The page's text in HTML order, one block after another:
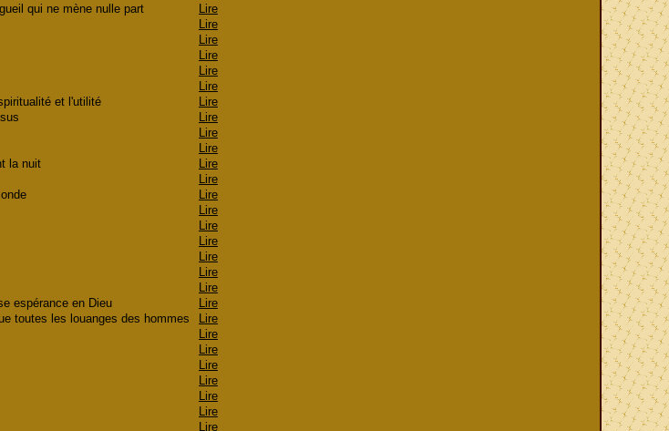
qui ne mène nulle part
Lire
Lire
Lire
Lire
Lire
Lire
et l'utilité
Lire
Lire
Lire
Lire
la nuit
Lire
Lire
Lire
Lire
Lire
Lire
Lire
Lire
Lire
espérance en Dieu
Lire
toutes les louanges des hommes
Lire
Lire
Lire
Lire
Lire
Lire
Lire
Lire